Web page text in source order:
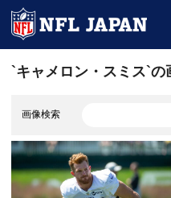
`キャメロン・スミス`の
画像検索